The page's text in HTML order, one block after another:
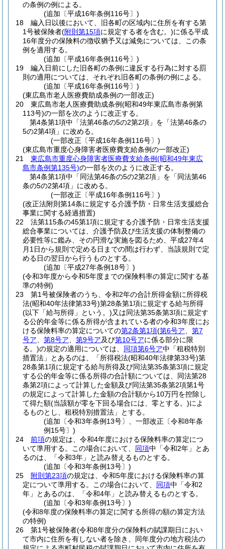
の条例の例による。
(追加〔平成16年条例116号〕)
18
編入日以後において、旧各町の区域内に住所を有する第
1号被保険者(附則第15項に規定する者を含む。)に係る平成
16年度分の保険料の徴収猶予又は減免については、この条
例を適用する。
(追加〔平成16年条例116号〕)
19
編入日前にした旧各町の条例に違反する行為に対する罰
則の適用については、それぞれ旧各町の条例の例による。
(追加〔平成16年条例116号〕)
(東広島市老人医療費助成条例の一部改正)
20
東広島市老人医療費助成条例(昭和49年東広島市条例第
113号)の一部を次のように改正する。
第4条第1項中「法第46条の5の2第2項」を「法第46条の
5の2第4項」に改める。
(一部改正〔平成16年条例116号〕)
(東広島市重度心身障害者医療費支給条例の一部改正)
21
東広島市重度心身障害者医療費支給条例(昭和49年東広
島市条例第135号)の一部を次のように改正する。
第4条第1項中「同法第46条の5の2第2項」を「同法第46
条の5の2第4項」に改める。
(一部改正〔平成16年条例116号〕)
(改正法附則第14条に規定する介護予防・日常生活支援総合
事業に関する経過措置)
22
法第115条の45第1項に規定する介護予防・日常生活支援
総合事業については、介護予防及び生活支援の体制整備の
必要性等に鑑み、その円滑な実施を図るため、平成27年4
月1日から規則で定める日までの間は行わず、当該規則で定
める日の翌日から行うものとする。
(追加〔平成27年条例18号〕)
(令和3年度から令和5年度までの保険料率の算定に関する基
準の特例)
23
第1号被保険者のうち、令和2年の合計所得金額に所得税
法(昭和40年法律第33号)第28条第1項に規定する給与所得
(以下「給与所得」という。)又は同法第35条第3項に規定す
る公的年金等に係る所得が含まれている者の令和3年度にお
ける保険料率の算定についての第2条第1項(第6号ア
第7
号ア
第8号ア 第9号ア及び第10号アに係る部分に限
る。)の規定の適用については、 同項第6号ア中「租税特別
措置法」とあるのは、「所得税法(昭和40年法律第33号)第
28条第1項に規定する給与所得及び同法第35条第3項に規定
する公的年金等に係る所得の合計額については、同法第28
条第2項によって計算した金額及び同法第35条第2項第1号
の規定によって計算した金額の合計額から10万円を控除し
て得た額(当該額が零を下回る場合には、零とする。)によ
るものとし、租税特別措置法」とする。
(追加〔令和3年条例13号〕、一部改正〔令和8年条
例15号〕)
24
前項の規定は、令和4年度における保険料率の算定につ
いて準用する。
この場合において、 同項中「令和2年」とあ
るのは、「令和3年」と読み替えるものとする。
(追加〔令和3年条例13号〕)
25
附則第23項の規定は、令和5年度における保険料率の算
定について準用する。
この場合において、 同項中「令和2
年」とあるのは、「令和4年」と読み替えるものとする。
(追加〔令和3年条例13号〕)
(令和8年度の保険料率の算定に関する所得の額の算定方法
の特例)
26
第1号被保険者(令和8年度分の保険料の賦課期日におい
て市内に住所を有しない者を除き、同年度分の地方税法の